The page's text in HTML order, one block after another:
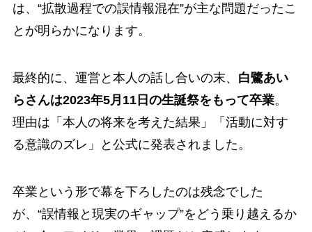
は、“拡散過程での誤情報混在”が主な問題だったこ
とが明らかになります。
最終的に、運営と本人の話し合いの末、 白鷺あい
らさんは2023年5月11日の生誕祭をもって卒業。
理由は「本人の将来を考えた結果」「活動に対す
る意識のズレ」と公式に発表されました。
卒業という形で幕を下ろしたのは残念でした
が、“誤情報と現実のギャップ”をどう乗り越えるか